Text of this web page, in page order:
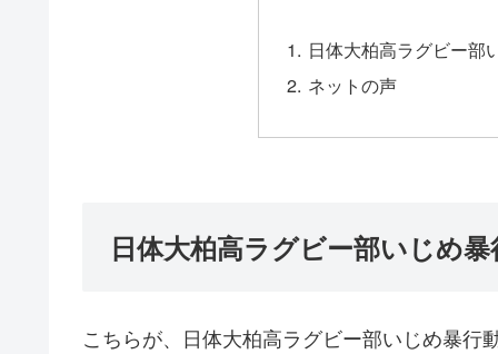
日体大柏高ラグビー部
ネットの声
日体大柏高ラグビー部いじめ
こちらが、日体大柏高ラグビー部いじめ暴